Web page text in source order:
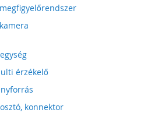
érzékelő
konnektor